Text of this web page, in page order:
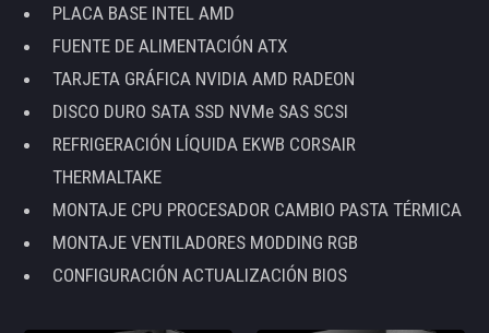
PLACA BASE INTEL AMD
FUENTE DE ALIMENTACIÓN ATX
TARJETA GRÁFICA NVIDIA AMD RADEON
DISCO DURO SATA SSD NVMe SAS SCSI
REFRIGERACIÓN LÍQUIDA EKWB CORSAIR
THERMALTAKE
MONTAJE CPU PROCESADOR CAMBIO PASTA TÉRMICA
MONTAJE VENTILADORES MODDING RGB
CONFIGURACIÓN ACTUALIZACIÓN BIOS